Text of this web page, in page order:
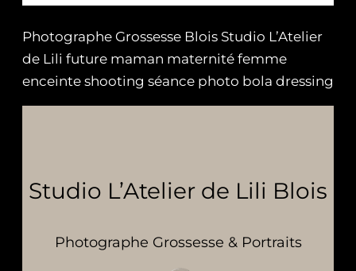
Photographe Grossesse Blois Studio L’Atelier
de Lili future maman maternité femme
enceinte shooting séance photo bola dressing
Studio L’Atelier de Lili Blois
Photographe Grossesse & Portraits